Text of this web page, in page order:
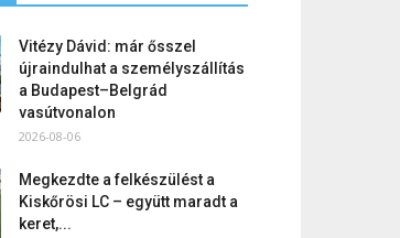
Vitézy Dávid: már ősszel
újraindulhat a személyszállítás
a Budapest–Belgrád
vasútvonalon
2026-08-06
Megkezdte a felkészülést a
Kiskőrösi LC – együtt maradt a
keret,...